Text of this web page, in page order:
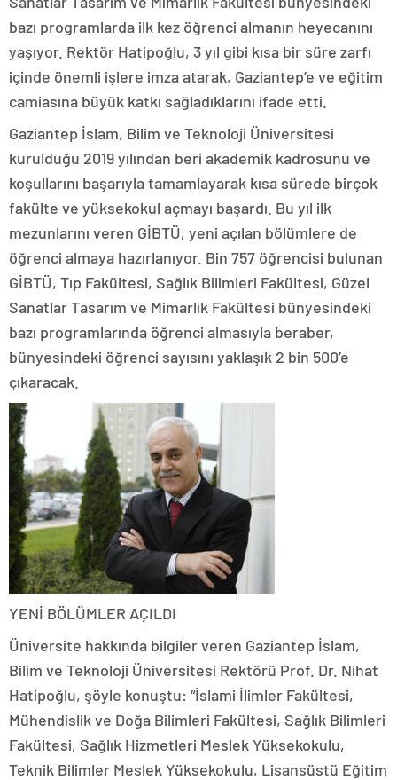
bazı programlarda ilk kez öğrenci almanın heyecanını
yaşıyor. Rektör Hatipoğlu, 3 yıl gibi kısa bir süre zarfı
içinde önemli işlere imza atarak, Gaziantep’e ve eğitim
camiasına büyük katkı sağladıklarını ifade etti.
Gaziantep İslam, Bilim ve Teknoloji Üniversitesi
kurulduğu 2019 yılından beri akademik kadrosunu ve
koşullarını başarıyla tamamlayarak kısa sürede birçok
fakülte ve yüksekokul açmayı başardı. Bu yıl ilk
mezunlarını veren GİBTÜ, yeni açılan bölümlere de
öğrenci almaya hazırlanıyor. Bin 757 öğrencisi bulunan
GİBTÜ, Tıp Fakültesi, Sağlık Bilimleri Fakültesi, Güzel
Sanatlar Tasarım ve Mimarlık Fakültesi bünyesindeki
bazı programlarında öğrenci almasıyla beraber,
bünyesindeki öğrenci sayısını yaklaşık 2 bin 500’e
çıkaracak.
YENİ BÖLÜMLER AÇILDI
Üniversite hakkında bilgiler veren Gaziantep İslam,
Bilim ve Teknoloji Üniversitesi Rektörü Prof. Dr. Nihat
Hatipoğlu, şöyle konuştu: “İslami İlimler Fakültesi,
Mühendislik ve Doğa Bilimleri Fakültesi, Sağlık Bilimleri
Fakültesi, Sağlık Hizmetleri Meslek Yüksekokulu,
Teknik Bilimler Meslek Yüksekokulu, Lisansüstü Eğitim